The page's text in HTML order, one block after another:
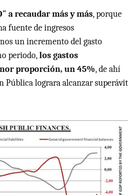
a recaudar más y más, porque
fuente de ingresos
un incremento del gasto
periodo,los gastos
proporción, un 45%, de ahí
Pública lograra alcanzar superávit